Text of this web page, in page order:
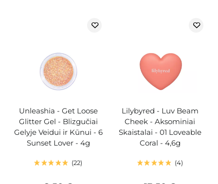
Unleashia - Get Loose
Glitter Gel - Blizgučiai
Gelyje Veidui ir Kūnui - 6
Sunset Lover - 4g
22
Lilybyred - Luv Beam
Cheek - Aksominiai
Skaistalai - 01 Loveable
Coral - 4,6g
4